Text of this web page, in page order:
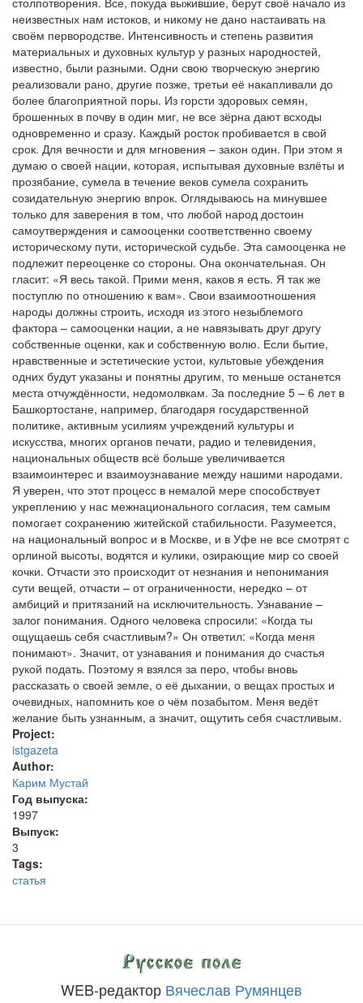
Project:
istgazeta
Author:
Карим Мустай
Год выпуска:
1997
Выпуск:
3
Tags:
статья
WEB-редактор Вячеслав Румянцев